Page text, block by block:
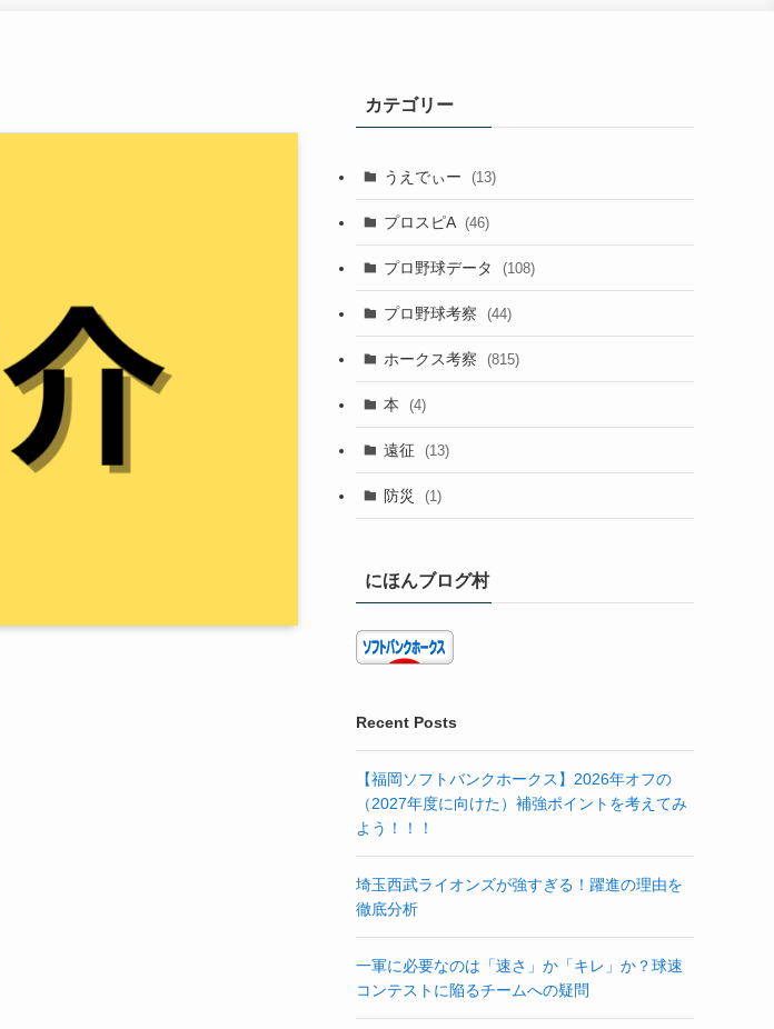
カテゴリー
うえでぃー (13)
プロスピA (46)
プロ野球データ (108)
プロ野球考察 (44)
ホークス考察 (815)
本 (4)
遠征 (13)
防災 (1)
にほんブログ村
Recent Posts
【福岡ソフトバンクホークス】2026年オフの
（2027年度に向けた）補強ポイントを考えてみ
よう！！！
埼玉西武ライオンズが強すぎる！躍進の理由を
徹底分析
一軍に必要なのは「速さ」か「キレ」か？球速
コンテストに陥るチームへの疑問